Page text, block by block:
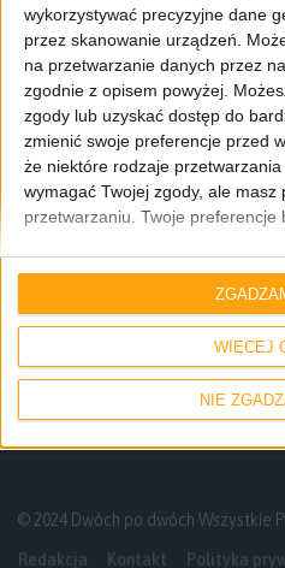
wykorzystywać precyzyjne dane
przez skanowanie urządzeń.
na przetwarzanie danych przez
zgodnie z opisem powyżej.
zgody lub uzyskać dostęp do
zmienić swoje preferencje przed
że niektóre rodzaje
wymagać Twojej zgody, ale
przetwarzaniu. Twoje
przycisk "Prywatność" na dole
WIĘCEJ
NIE
Informacje Smartfony
Samsung Galaxy S 4
po 4 miesiącach od
© 2024 Dwóch po dwóch Wszystkie
Redakcja Kontakt Polityka